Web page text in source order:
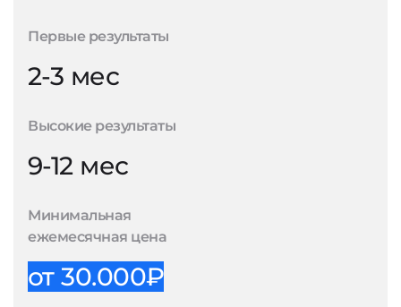
Первые результаты
2-3 мес
Высокие результаты
9-12 мес
Минимальная
ежемесячная цена
от 30.000₽